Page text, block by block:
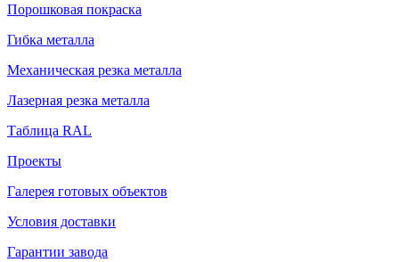
Порошковая покраска
Гибка металла
Механическая резка металла
Лазерная резка металла
Таблица RAL
Проекты
Галерея готовых объектов
Условия доставки
Гарантии завода